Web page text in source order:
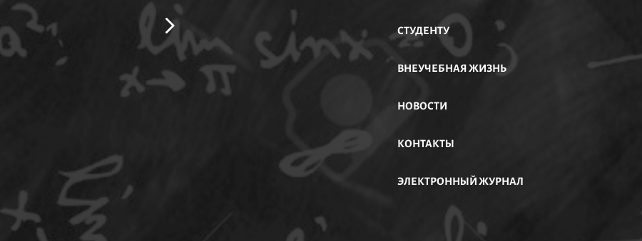
СТУДЕНТУ
ВНЕУЧЕБНАЯ ЖИЗНЬ
НОВОСТИ
КОНТАКТЫ
ЭЛЕКТРОННЫЙ ЖУРНАЛ